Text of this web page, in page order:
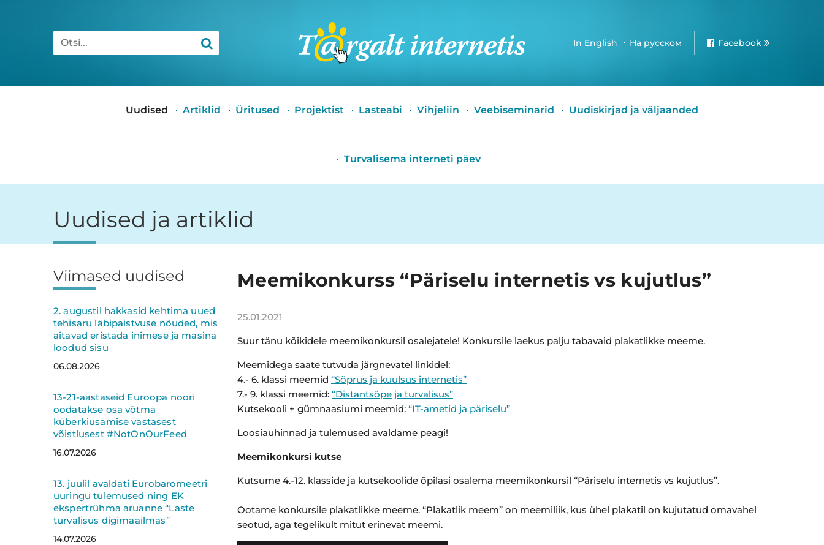
Otsi
internetis
In English На русском Facebook
Uudised Artiklid Üritused Projektist Lasteabi Vihjeliin Veebiseminarid Uudiskirjad ja väljaanded
Turvalisema interneti päev
Uudised ja artiklid
Külgpaan
Viimased uudised
2. augustil hakkasid kehtima uued
tehisaru läbipaistvuse nõuded, mis
aitavad eristada inimese ja masina
loodud sisu
06.08.2026
13-21-aastaseid Euroopa noori
oodatakse osa võtma
küberkiusamise vastasest
võistlusest #NotOnOurFeed
16.07.2026
13. juulil avaldati Eurobaromeetri
uuringu tulemused ning EK
ekspertrühma aruanne “Laste
turvalisus digimaailmas”
14.07.2026
Meemikonkurss “Päriselu internetis vs kujutlus”
25.01.2021
Suur tänu kõikidele meemikonkursil osalejatele! Konkursile laekus palju tabavaid plakatlikke meeme.
Meemidega saate tutvuda järgnevatel linkidel:
4.- 6. klassi meemid “Sõprus ja kuulsus internetis”
7.- 9. klassi meemid: “Distantsõpe ja turvalisus”
Kutsekooli + gümnaasiumi meemid: “IT-ametid ja päriselu”
Loosiauhinnad ja tulemused avaldame peagi!
Meemikonkursi kutse
Kutsume 4.-12. klasside ja kutsekoolide õpilasi osalema meemikonkursil “Päriselu internetis vs kujutlus”.
Ootame konkursile plakatlikke meeme. “Plakatlik meem” on meemiliik, kus ühel plakatil on kujutatud omavahel
seotud, aga tegelikult mitut erinevat meemi.